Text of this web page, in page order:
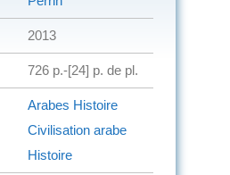
2013
726 p.-[24] p. de pl.
Arabes Histoire
Civilisation arabe
Histoire